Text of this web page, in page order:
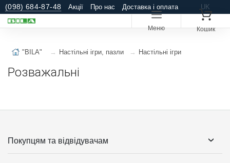
(098) 684-87-48 Акції Про нас
Доставка і оплата
Ще
UK
Меню Кошик
"BILA" Настільні ігри, пазли Настільні ігри
Розважальні
Покупцям та відвідувачам